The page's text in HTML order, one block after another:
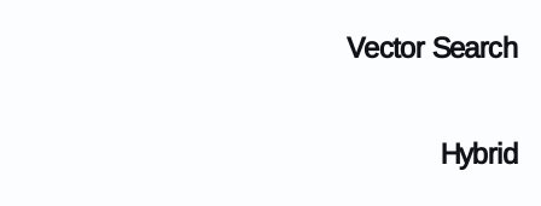
Vector Search
Hybrid